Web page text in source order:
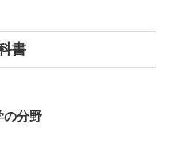
書
の分野